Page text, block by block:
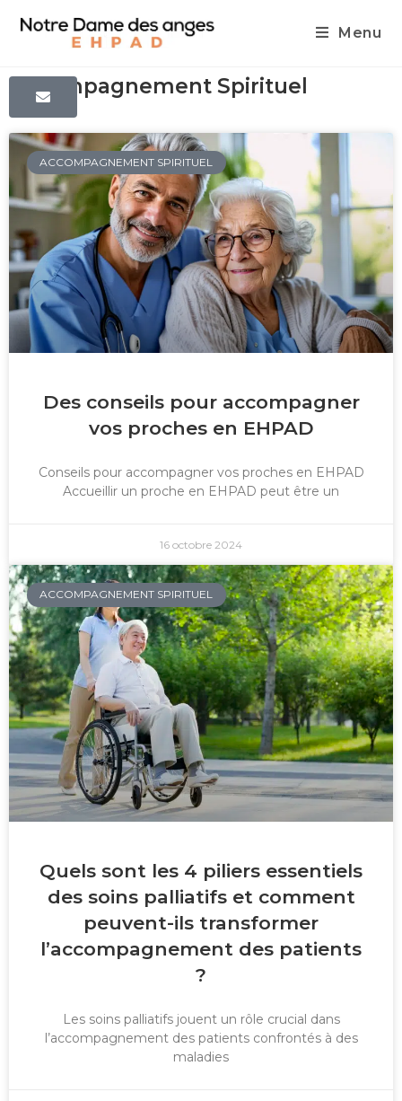
Menu
Accompagnement Spirituel
ACCOMPAGNEMENT SPIRITUEL
Des conseils pour accompagner
vos proches en EHPAD
Conseils pour accompagner vos proches en EHPAD
Accueillir un proche en EHPAD peut être un
16 octobre 2024
ACCOMPAGNEMENT SPIRITUEL
Quels sont les 4 piliers essentiels
des soins palliatifs et comment
peuvent-ils transformer
l’accompagnement des patients
?
Les soins palliatifs jouent un rôle crucial dans
l’accompagnement des patients confrontés à des
maladies